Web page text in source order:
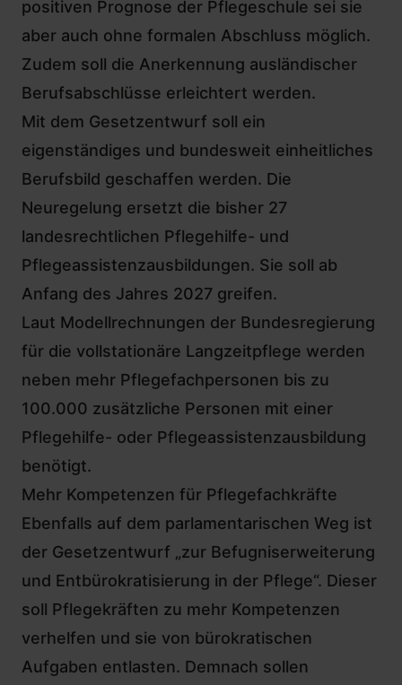
positiven Prognose der Pflegeschule sei sie
aber auch ohne formalen Abschluss möglich.
Zudem soll die Anerkennung ausländischer
Berufsabschlüsse erleichtert werden.
Mit dem Gesetzentwurf soll ein
eigenständiges und bundesweit einheitliches
Berufsbild geschaffen werden. Die
Neuregelung ersetzt die bisher 27
landesrechtlichen Pflegehilfe- und
Pflegeassistenzausbildungen. Sie soll ab
Anfang des Jahres 2027 greifen.
Laut Modellrechnungen der Bundesregierung
für die vollstationäre Langzeitpflege werden
neben mehr Pflegefachpersonen bis zu
100.000 zusätzliche Personen mit einer
Pflegehilfe- oder Pflegeassistenzausbildung
benötigt.
Mehr Kompetenzen für Pflegefachkräfte
Ebenfalls auf dem parlamentarischen Weg ist
der Gesetzentwurf „zur Befugniserweiterung
und Entbürokratisierung in der Pflege“. Dieser
soll Pflegekräften zu mehr Kompetenzen
verhelfen und sie von bürokratischen
Aufgaben entlasten. Demnach sollen